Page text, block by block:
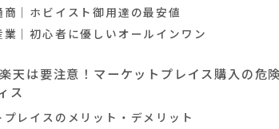
商｜ホビイスト御用達の最安値
業｜初心者に優しいオールインワン
天は要注意！マーケットプレイス購入の危
ス
プレイスのメリット・デメリット